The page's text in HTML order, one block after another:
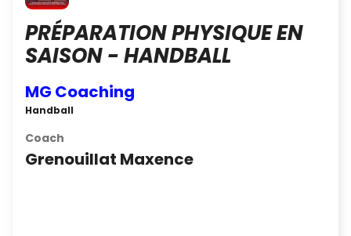
PRÉPARATION PHYSIQUE EN
SAISON - HANDBALL
MG Coaching
Handball
Coach
Grenouillat Maxence